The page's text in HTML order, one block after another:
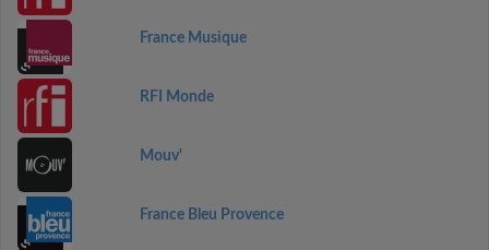
France Musique
RFI Monde
Mouv'
France Bleu Provence